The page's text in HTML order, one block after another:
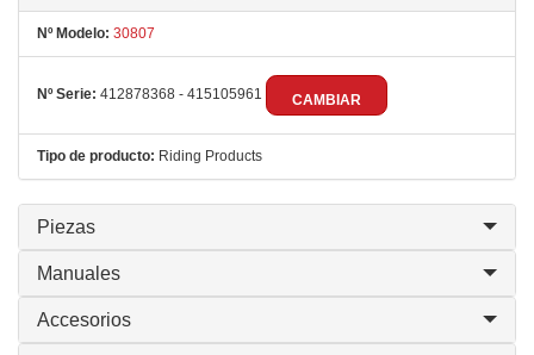
Nº Modelo: 30807
Nº Serie: 412878368 - 415105961 CAMBIAR
Tipo de producto: Riding Products
Piezas
Manuales
Accesorios